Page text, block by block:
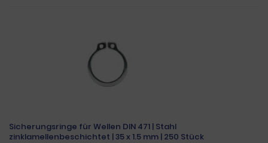
Sicherungsringe für Wellen DIN 471 | Stahl
zinklamellenbeschichtet | 35 x 1.5 mm | 250 Stück